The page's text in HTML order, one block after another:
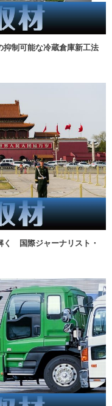
抑制可能な冷蔵倉庫新工法
く 国際ジャーナリスト・